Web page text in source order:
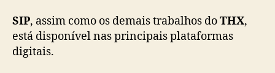
o
SIP, assim como os demais trabalhos doTHX,
está disponível nas principais plataformas
digitais.